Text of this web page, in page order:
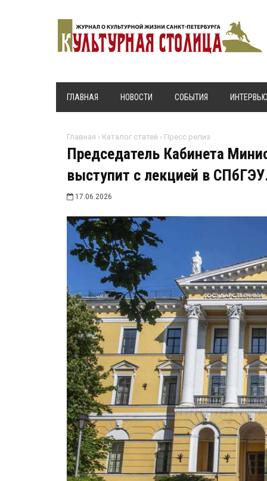
ГЛАВНАЯ НОВОСТИ СОБЫТИЯ ИНТЕРВЬЮ
Главная › Каталог статей › Пресс релиз
Председатель Кабинета
выступит с лекцией в
17.06.2026